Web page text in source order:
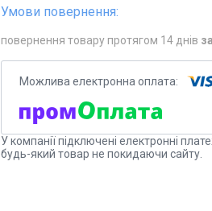
повернення товару протягом 14 днів
У компанії підключені електронні
будь-який товар не покидаючи сайту.